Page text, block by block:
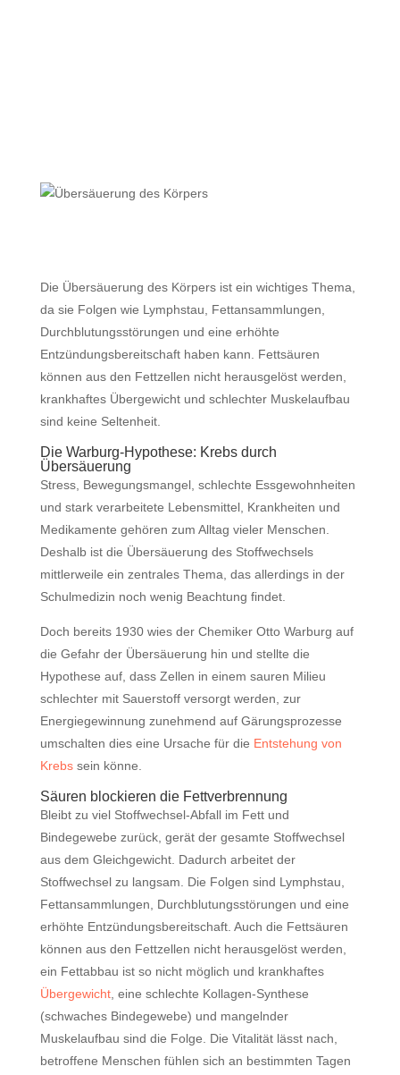
Die Übersäuerung des Körpers ist ein wichtiges Thema,
da sie Folgen wie Lymphstau, Fettansammlungen,
Durchblutungsstörungen und eine erhöhte
Entzündungsbereitschaft haben kann. Fettsäuren
können aus den Fettzellen nicht herausgelöst werden,
krankhaftes Übergewicht und schlechter Muskelaufbau
sind keine Seltenheit.
Die Warburg-Hypothese: Krebs durch
Übersäuerung
Stress, Bewegungsmangel, schlechte Essgewohnheiten
und stark verarbeitete Lebensmittel, Krankheiten und
Medikamente gehören zum Alltag vieler Menschen.
Deshalb ist die Übersäuerung des Stoffwechsels
mittlerweile ein zentrales Thema, das allerdings in der
Schulmedizin noch wenig Beachtung findet.
Doch bereits 1930 wies der Chemiker Otto Warburg auf
die Gefahr der Übersäuerung hin und stellte die
Hypothese auf, dass Zellen in einem sauren Milieu
schlechter mit Sauerstoff versorgt werden, zur
Energiegewinnung zunehmend auf Gärungsprozesse
umschalten dies eine Ursache für die Entstehung von
Krebs sein könne.
Säuren blockieren die Fettverbrennung
Bleibt zu viel Stoffwechsel-Abfall im Fett und
Bindegewebe zurück, gerät der gesamte Stoffwechsel
aus dem Gleichgewicht. Dadurch arbeitet der
Stoffwechsel zu langsam. Die Folgen sind Lymphstau,
Fettansammlungen, Durchblutungsstörungen und eine
erhöhte Entzündungsbereitschaft. Auch die Fettsäuren
können aus den Fettzellen nicht herausgelöst werden,
ein Fettabbau ist so nicht möglich und krankhaftes
Übergewicht, eine schlechte Kollagen-Synthese
(schwaches Bindegewebe) und mangelnder
Muskelaufbau sind die Folge. Die Vitalität lässt nach,
betroffene Menschen fühlen sich an bestimmten Tagen